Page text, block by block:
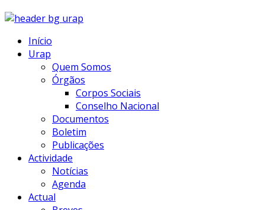
Início
Urap
Quem Somos
Órgãos
Corpos Sociais
Conselho Nacional
Documentos
Boletim
Publicações
Actividade
Notícias
Agenda
Actual